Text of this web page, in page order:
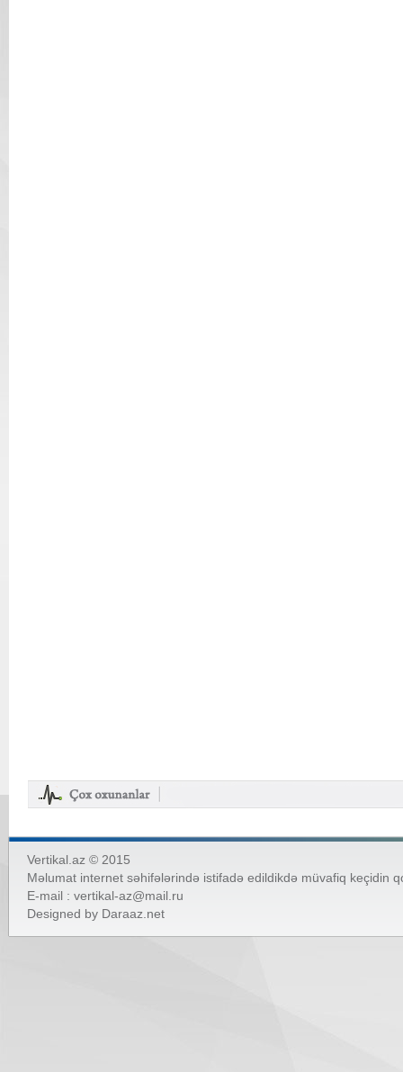
Vertikal.az © 2015
Məlumat internet səhifələrində istifadə edildikdə müvafiq keçidin
E-mail : vertikal-az@mail.ru
Designed by Daraaz.net